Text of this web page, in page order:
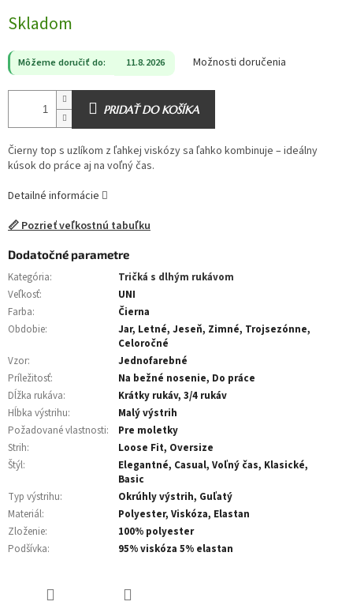
cena:
Skladom
Môžeme doručiť do: 11.8.2026 Možnosti doručenia
PRIDAŤ DO KOŠÍKA
Čierny top s uzlíkom z ľahkej viskózy sa ľahko kombinuje – ideálny
kúsok do práce aj na voľný čas.
Detailné informácie
📏 Pozrieť veľkostnú tabuľku
Dodatočné parametre
Kategória:
Tričká s dlhým rukávom
Veľkosť:
UNI
Farba:
Čierna
Obdobie:
Jar, Letné, Jeseň, Zimné, Trojsezónne,
Celoročné
Vzor:
Jednofarebné
Príležitosť:
Na bežné nosenie, Do práce
Dĺžka rukáva:
Krátky rukáv, 3/4 rukáv
Hĺbka výstrihu:
Malý výstrih
Požadované vlastnosti:
Pre moletky
Strih:
Loose Fit, Oversize
Štýl:
Elegantné, Casual, Voľný čas, Klasické,
Basic
Typ výstrihu:
Okrúhly výstrih, Guľatý
Materiál:
Polyester, Viskóza, Elastan
Zloženie:
100% polyester
Podšívka: 95% viskóza 5% elastan